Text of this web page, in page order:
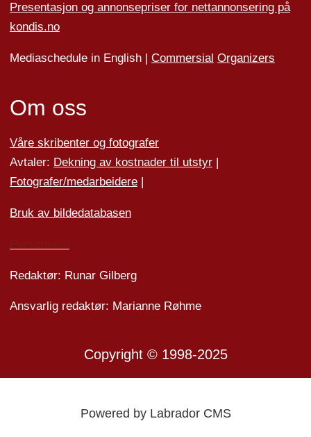
Presentasjon og annonsepriser for nettannonsering på
kondis.no
Mediaschedule in English | Commersial Organizers
Om oss
Våre skribenter og fotografer
Avtaler: Dekning av kostnader til utstyr|
Fotografer/medarbeidere|
Bruk av bildedatabasen
Redaktør: Runar Gilberg
Ansvarlig redaktør: Marianne Røhme
Copyright © 1998-2025
Powered by Labrador CMS